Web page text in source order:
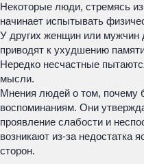
Некоторые люди, стремясь
начинает испытывать
У других женщин или мужчин
приводят к ухудшению
Нередко несчастные
мысли.
Мнения людей о том, почему
воспоминаниям. Они
проявление слабости и
возникают из-за недостатка
сторон.